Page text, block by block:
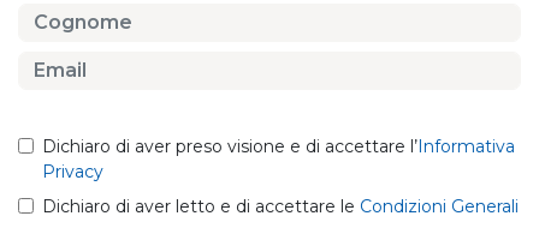
Dichiaro di aver preso visione e di accettare l’Informativa
Privacy
Dichiaro di aver letto e di accettare le Condizioni Generali